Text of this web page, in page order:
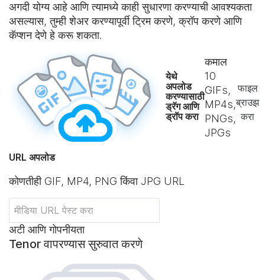
अगदी योग्य आहे आणि त्यामध्ये काही सुधारणा करण्याची आवश्यकता
असल्यास, तुम्ही शेअर करण्यापूर्वी ट्रिम करणे, क्रॉप करणे आणि
कॅप्शन देणे हे करू शकता.
येथे
अपलोड
करण्यासाठी
ड्रॅग आणि
ड्रॉप करा
कमाल
10
GIFs,
MP4s,
PNGs,
JPGs
फाइल
ब्राउझ
करा
URL अपलोड
कोणतीही GIF, MP4, PNG किंवा JPG URL
अटी आणि गोपनीयता
Tenor वापरण्यास सुरुवात करणे